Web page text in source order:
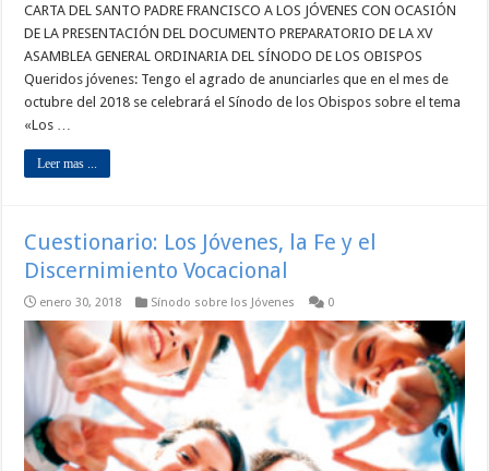
CARTA DEL SANTO PADRE FRANCISCO A LOS JÓVENES CON OCASIÓN
DE LA PRESENTACIÓN DEL DOCUMENTO PREPARATORIO DE LA XV
ASAMBLEA GENERAL ORDINARIA DEL SÍNODO DE LOS OBISPOS
Queridos jóvenes: Tengo el agrado de anunciarles que en el mes de
octubre del 2018 se celebrará el Sínodo de los Obispos sobre el tema
«Los …
Leer mas ...
Cuestionario: Los Jóvenes, la Fe y el
Discernimiento Vocacional
enero 30, 2018 Sínodo sobre los Jóvenes 0